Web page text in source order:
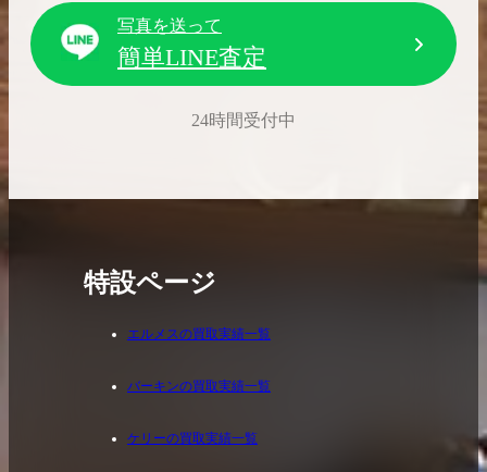
バーキン相場解説
ケリーアドの買取
コラムをさらにみる
写真を送って
簡単LINE査定
24時間受付中
特設ページ
エルメスの買取実績一覧
バーキンの買取実績一覧
ケリーの買取実績一覧